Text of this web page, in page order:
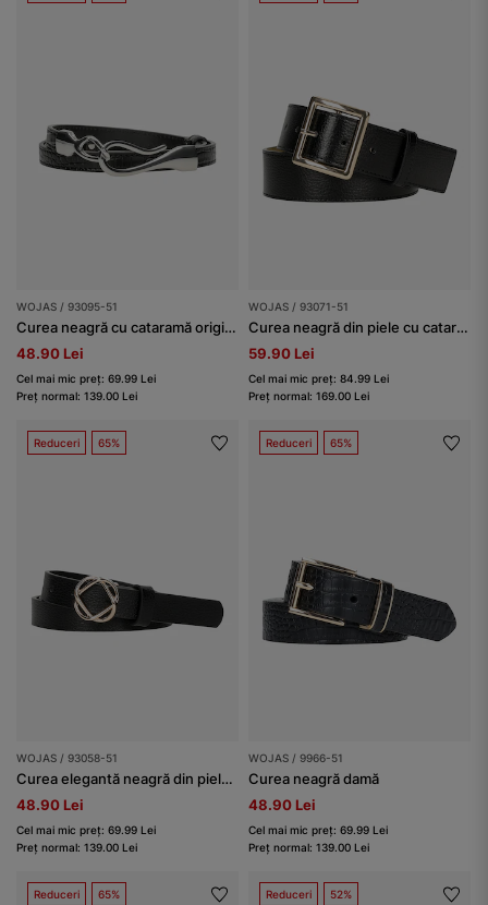
WOJAS / 93095-51
Curea neagră cu cataramă originală
48.90 Lei
Cel mai mic preț: 69.99 Lei
Preț normal: 139.00 Lei
WOJAS / 93071-51
Curea neagră din piele cu cataramă aurie
59.90 Lei
Cel mai mic preț: 84.99 Lei
Preț normal: 169.00 Lei
Reduceri 65%
WOJAS / 93058-51
Curea elegantă neagră din piele granulată damă
48.90 Lei
Cel mai mic preț: 69.99 Lei
Preț normal: 139.00 Lei
Reduceri 65%
WOJAS / 9966-51
Curea neagră damă
48.90 Lei
Cel mai mic preț: 69.99 Lei
Preț normal: 139.00 Lei
Reduceri 65% Reduceri 52%